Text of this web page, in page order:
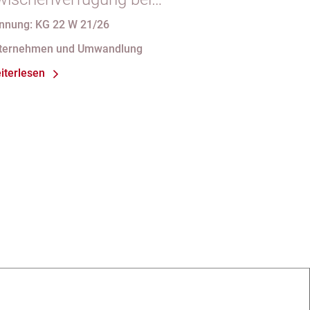
an die
einer eGbR im
KG 22 W 21/26
und Umwandlung